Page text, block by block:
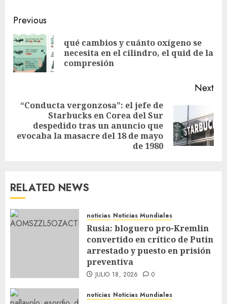
Previous
qué cambios y cuánto oxígeno se
necesita en el cilindro, el quid de la
compresión
Next
“Conducta vergonzosa”: el jefe de
Starbucks en Corea del Sur
despedido tras un anuncio que
evocaba la masacre del 18 de mayo
de 1980
RELATED NEWS
noticias Noticias Mundiales
Rusia: bloguero pro-Kremlin
convertido en crítico de Putin
arrestado y puesto en prisión
preventiva
JULIO 18, 2026 0
noticias Noticias Mundiales